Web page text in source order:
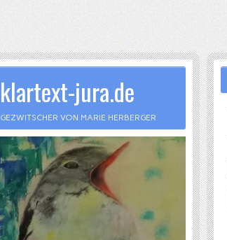
klartext-jura.de
GEZWITSCHER VON MARIE HERBERGER